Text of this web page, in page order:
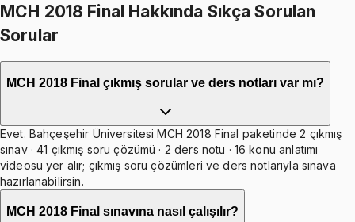
MCH 2018 Final Hakkında Sıkça Sorulan
Sorular
MCH 2018 Final çıkmış sorular ve ders notları var mı?
Evet. Bahçeşehir Üniversitesi MCH 2018 Final paketinde 2 çıkmış
sınav · 41 çıkmış soru çözümü · 2 ders notu · 16 konu anlatımı
videosu yer alır; çıkmış soru çözümleri ve ders notlarıyla sınava
hazırlanabilirsin.
MCH 2018 Final sınavına nasıl çalışılır?